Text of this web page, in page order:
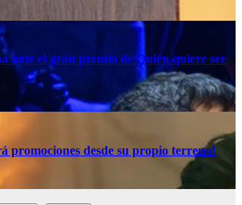
ante el gran premio de Quién quiere ser
promociones desde su propio terreno!